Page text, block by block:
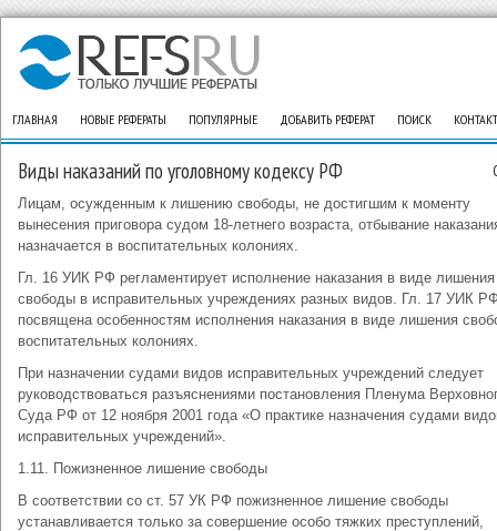
ГЛАВНАЯ НОВЫЕ РЕФЕРАТЫ ПОПУЛЯРНЫЕ ДОБАВИТЬ РЕФЕРАТ ПОИСК
Виды наказаний по уголовному кодексу РФ
Лицам, осужденным к лишению свободы, не достигшим к моменту
вынесения приговора судом 18-летнего возраста, отбывание
назначается в воспитательных колониях.
Гл. 16 УИК РФ регламентирует исполнение наказания в виде лише­ния
свободы в исправительных учреждениях разных видов. Гл. 17 УИК
посвящена особенностям исполнения наказания в виде лише­ния
воспитательных колониях.
При назначении судами видов исправительных учреждений следу­ет
руководствоваться разъяснениями постановления Пленума
Суда РФ от 12 ноября 2001 года «О практике назначения суда­ми
исправительных учреждений».
1.11. Пожизненное лишение свободы
В соответствии со ст. 57 УК РФ пожизненное лишение свободы
устанавливается только за совершение особо тяжких преступлений,